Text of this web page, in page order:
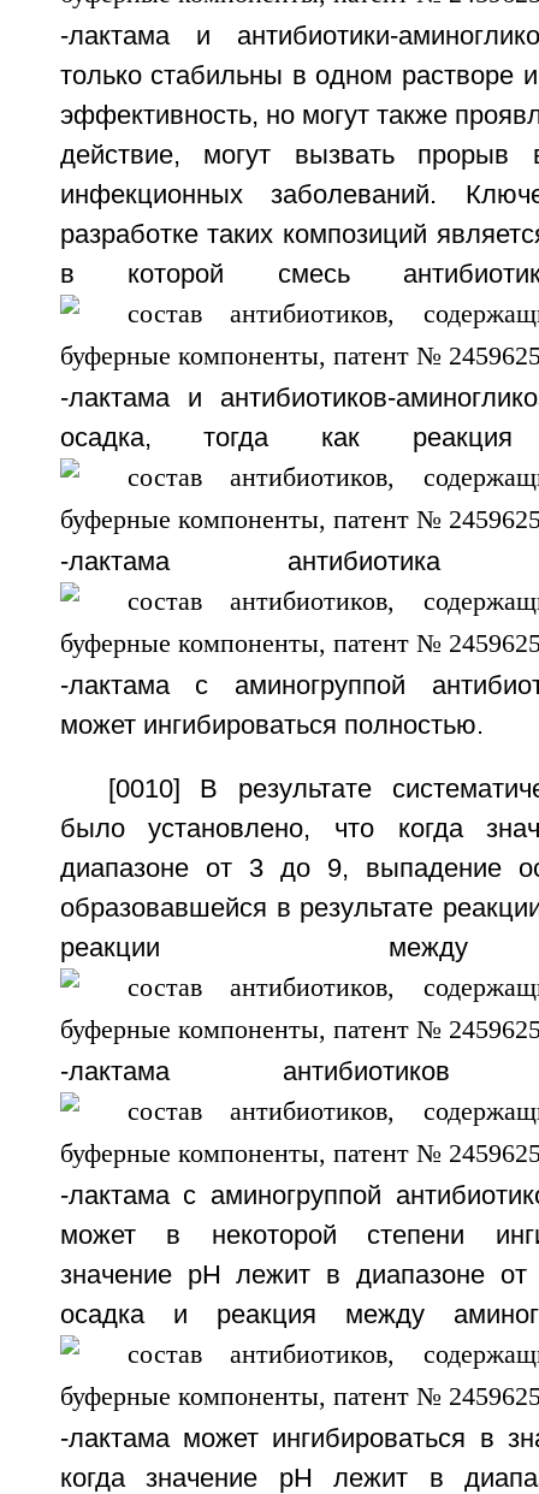
-лактама и антибиотики-
только стабильны в одном растворе
эффективность, но могут также
действие, могут вызвать прорыв
инфекционных заболеваний.
разработке таких композиций
в которой смесь
-лактама и антибиотиков-
осадка, тогда как
-лактама
-лактама с аминогруппой
может ингибироваться полностью.
[0010] В результате
было установлено, что когда
диапазоне от 3 до 9, выпадение
образовавшейся в результате
реакции между
-лактама
-лактама с аминогруппой
может в некоторой степени
значение рН лежит в диапазоне
осадка и реакция между
-лактама может ингибироваться в
когда значение рН лежит в